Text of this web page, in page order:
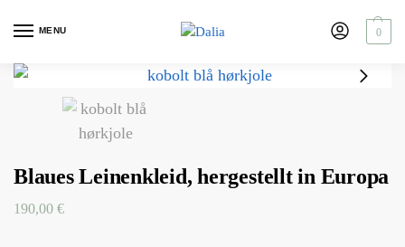
MENU 0
Blaues Leinenkleid, hergestellt in Europa
190,00 €